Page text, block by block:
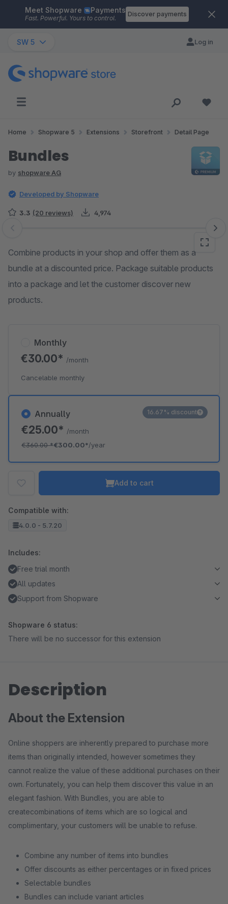
Skip to main content
Meet Shopware Payments
Fast. Powerful. Yours to control.
Discover payments
SW 5 Log in
Home Shopware 5 Extensions Storefront Detail Page
Bundles
by shopware AG
Developed by Shopware
3.3 (20 reviews) 4,974
Skip image gallery
Combine products in your shop and offer them as a
bundle at a discounted price. Package suitable products
into a package and let the customer discover new
products.
Annually
€25.00* /month
€360.00*€300.00*/year
16.67% discount
Monthly
€30.00* /month
Cancelable monthly
Add to cart
Compatible with:
4.0.0 - 5.7.20
Includes:
Free trial month
All updates
Support from Shopware
Shopware 6 status:
There will be no successor for this extension
Description
About the Extension
Online shoppers are inherently prepared to purchase more
items than originally intended, however sometimes they
cannot realize the value of these additional purchases on their
own. Fortunately, you can help them discover this value in an
elegant fashion. With Bundles, you are able to
createcombinations of items which are so logical and
complimentary, your customers will be unable to refuse.
Combine any number of items into bundles
Offer discounts as either percentages or in fixed prices
Selectable bundles
Bundles can include variant articles